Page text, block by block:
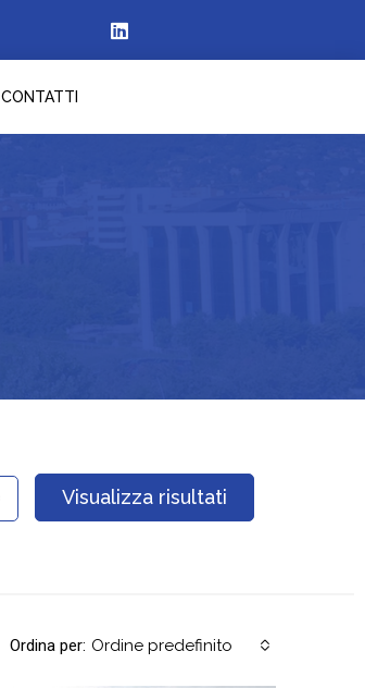
CONTATTI
Visualizza risultati
Ordina per: Ordine predefinito